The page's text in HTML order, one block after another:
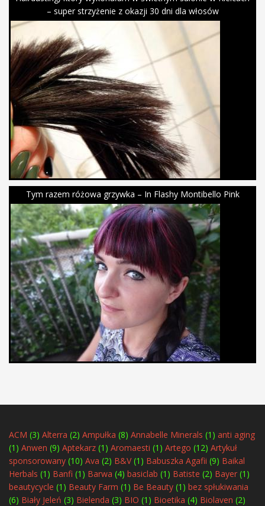
– super strzyżenie z okazji 30 dni dla włosów
Tym razem różowa grzywka – In Flashy Montibello Pink
ACM (3) Alterra (2) Ampułka (8) Annabelle Minerals (1) anti aging
(1) Anwen (9) Aptekarz (1) Aromaesti (1) Artego (12) Artykuł
sponsorowany (10) Ava (2) B&V(1) Babuszka Agafii (9) Baikal
Herbals (1) Banfi (1) Barwa (4) basiclab (1) Batiste (2) Bayer (1)
beautycycle (1) Beauty Farm (1) Be Beauty (1) bez spłukiwania
(6) Biały Jeleń (3) Bielenda (3) BIO (1) Bioetika (4) Biolaven (2)